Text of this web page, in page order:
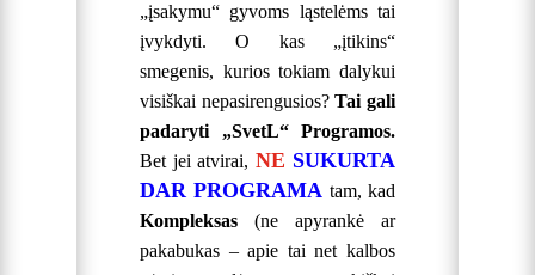
„įsakymu“ gyvoms ląstelėms tai
įvykdyti. O kas „įtikins“
smegenis, kurios tokiam dalykui
visiškai nepasirengusios?Tai gali
padaryti „SvetL“ Programos.
Bet jei atvirai, NE SUKURTA
DAR PROGRAMA tam, kad
Kompleksas (ne apyrankė ar
pakabukas – apie tai net kalbos